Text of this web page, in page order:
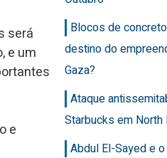
será
e um
e
Blocos de
destino do
Gaza?
Ataque
Starbucks em North
Abdul El-Sayed e